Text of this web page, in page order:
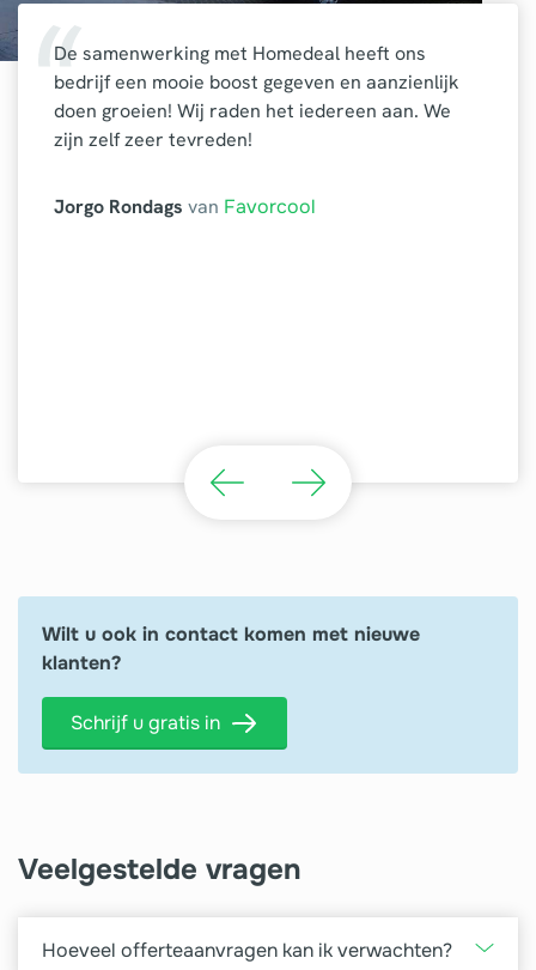
De samenwerking met Homedeal heeft ons
bedrijf een mooie boost gegeven en aanzienlijk
doen groeien! Wij raden het iedereen aan. We
zijn zelf zeer tevreden!
Jorgo Rondags van Favorcool
Wilt u ook in contact komen met nieuwe
klanten?
Schrijf u gratis in
Veelgestelde vragen
Hoeveel offerteaanvragen kan ik verwachten?